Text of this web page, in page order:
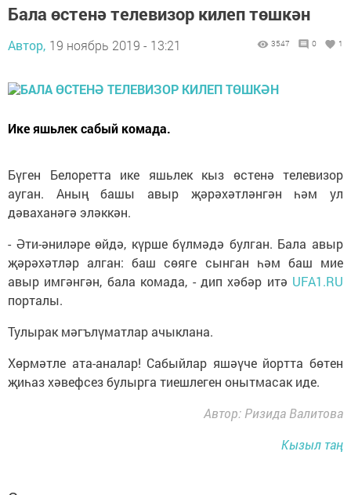
Бала өстенә телевизор килеп төшкән
Автор, 19 ноябрь 2019 - 13:21 3547 0 1
Ике яшьлек сабый комада.
Бүген Белоретта ике яшьлек кыз өстенә телевизор
ауган. Аның башы авыр җәрәхәтләнгән һәм ул
дәваханәгә эләккән.
- Әти-әниләре өйдә, күрше бүлмәдә булган. Бала авыр
җәрәхәтләр алган: баш сөяге сынган һәм баш мие
авыр имгәнгән, бала комада, - дип хәбәр итә UFA1.RU
порталы.
Тулырак мәгълүматлар ачыклана.
Хөрмәтле ата-аналар! Сабыйлар яшәүче йортта бөтен
җиһаз хәвефсез булырга тиешлеген онытмасак иде.
Автор: Ризида Валитова
Кызыл таң